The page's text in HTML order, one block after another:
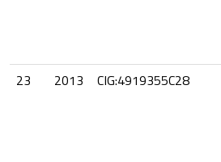
23
2013 CIG:4919355C28